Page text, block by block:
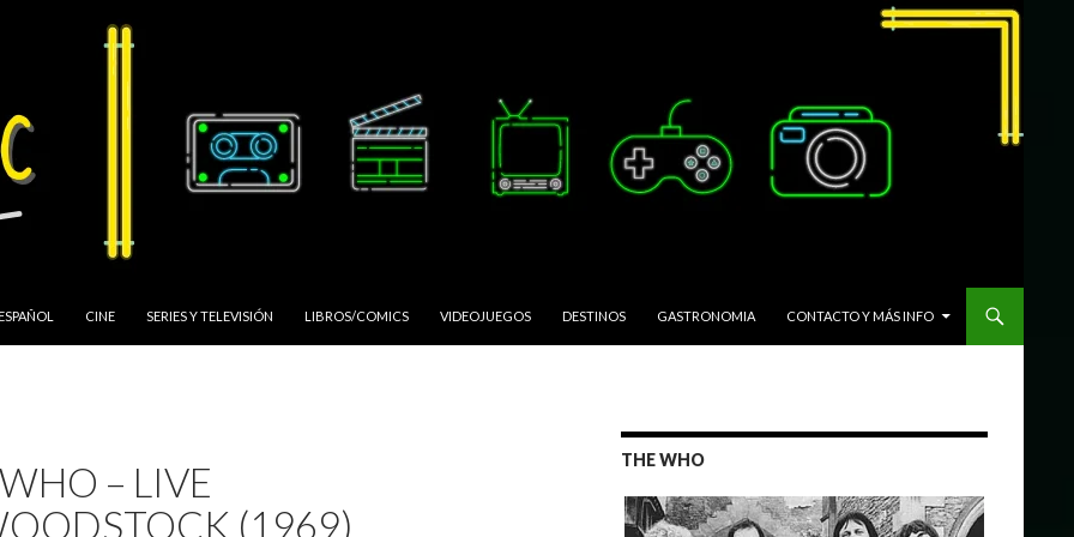
CINE SERIES Y TELEVISIÓN LIBROS/COMICS VIDEOJUEGOS DESTINOS GASTRONOMIA CONTACTO Y MÁS INFO
– LIVE
(1969)
THE WHO